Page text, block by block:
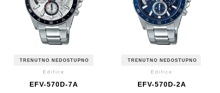
TRENUTNO NEDOSTUPNO
Edifice
EFV-570D-7A
TRENUTNO NEDOSTUPNO
Edifice
EFV-570D-2A